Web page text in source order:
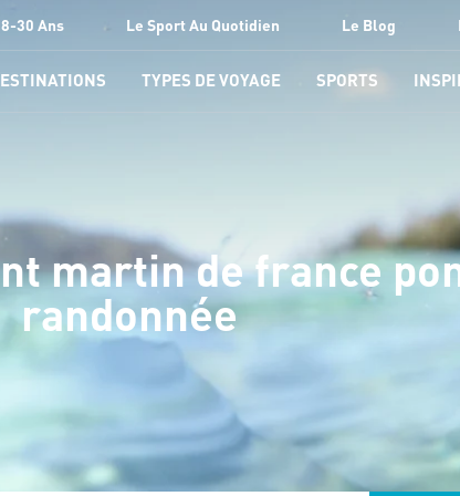
30 Ans Le Sport Au Quotidien Le Blog
TYPES DE VOYAGE SPORTS
martin de france
randonnée